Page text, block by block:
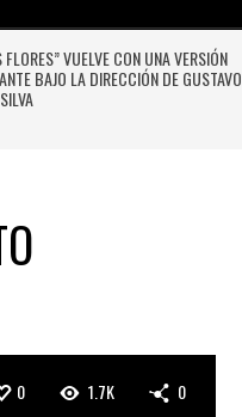
VUELVE CON UNA VERSIÓN
BAJO LA DIRECCIÓN DE GUSTAVO
0 1.7K 0